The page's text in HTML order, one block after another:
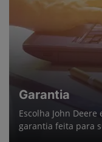
Garantia
Escolha John
garantia feita para